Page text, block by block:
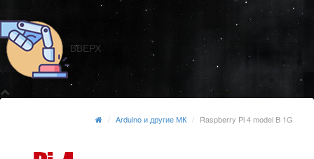
ВВЕРХ
Arduino и другие МК Raspberry Pi 4 model B 1G